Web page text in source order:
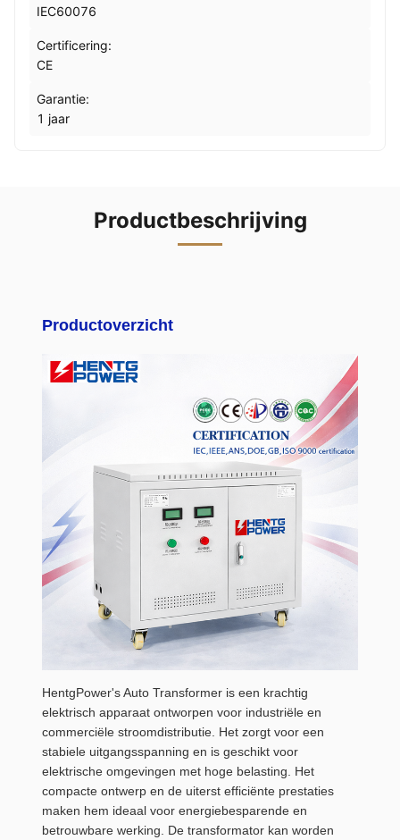
IEC60076
Certificering:
CE
Garantie:
1 jaar
Productbeschrijving
Productoverzicht
HentgPower's Auto Transformer is een krachtig
elektrisch apparaat ontworpen voor industriële en
commerciële stroomdistributie. Het zorgt voor een
stabiele uitgangsspanning en is geschikt voor
elektrische omgevingen met hoge belasting. Het
compacte ontwerp en de uiterst efficiënte prestaties
maken hem ideaal voor energiebesparende en
betrouwbare werking. De transformator kan worden